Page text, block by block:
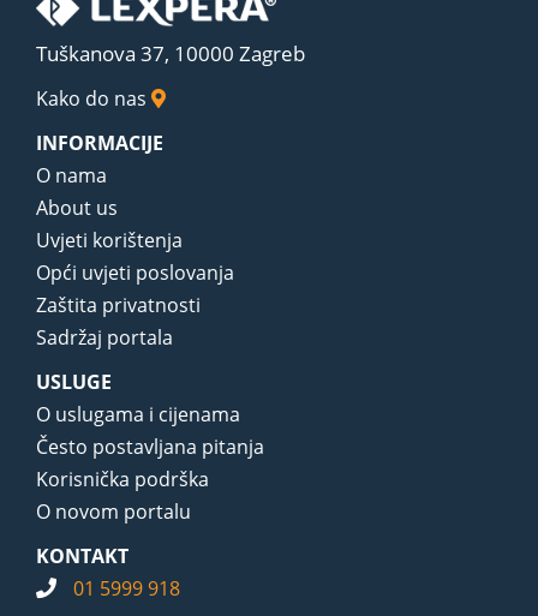
Tuškanova 37, 10000 Zagreb
Kako do nas
INFORMACIJE
O nama
About us
Uvjeti korištenja
Opći uvjeti poslovanja
Zaštita privatnosti
Sadržaj portala
USLUGE
O uslugama i cijenama
Često postavljana pitanja
Korisnička podrška
O novom portalu
KONTAKT
01 5999 918